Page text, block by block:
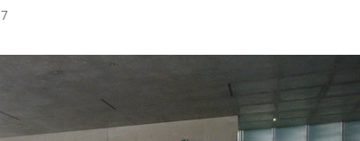
Co KG 2026